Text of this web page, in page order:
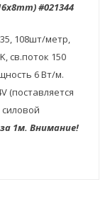
#021344
108шт/метр,
св.поток 150
6 Вт/м.
(поставляется
1м. Внимание!